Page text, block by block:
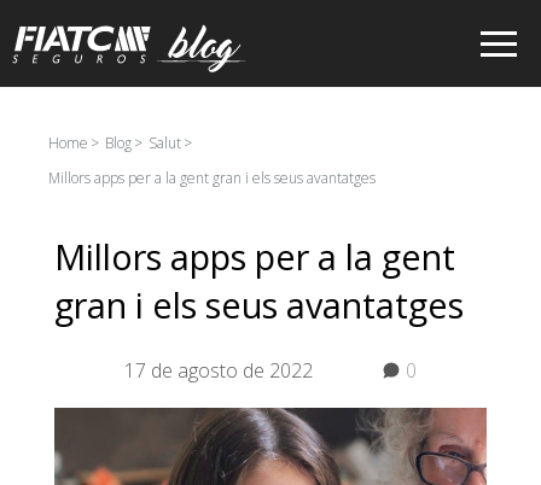
Salta al contingut principal
Home Blog
Salut
Millors apps per a la gent gran i els seus avantatges
Millors apps per a la gent
gran i els seus avantatges
17 de agosto de 2022 0